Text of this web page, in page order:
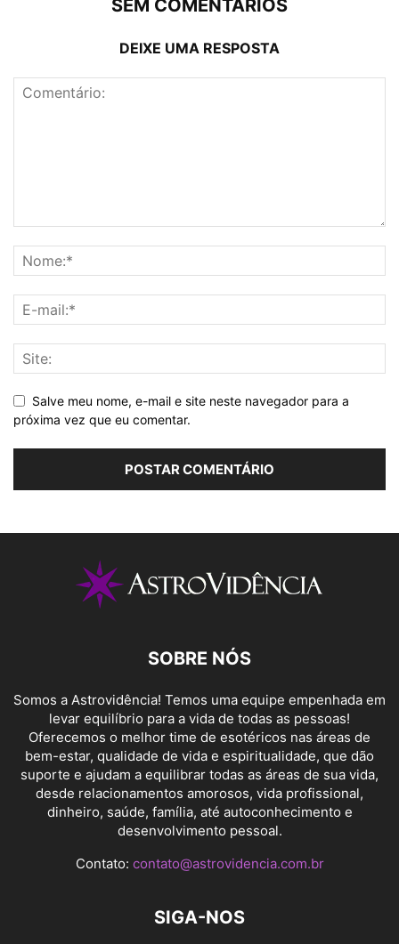
SEM COMENTÁRIOS
DEIXE UMA RESPOSTA
Salve meu nome, e-mail e site neste navegador para a
próxima vez que eu comentar.
SOBRE NÓS
Somos a Astrovidência! Temos uma equipe empenhada em
levar equilíbrio para a vida de todas as pessoas!
Oferecemos o melhor time de esotéricos nas áreas de
bem-estar, qualidade de vida e espiritualidade, que dão
suporte e ajudam a equilibrar todas as áreas de sua vida,
desde relacionamentos amorosos, vida profissional,
dinheiro, saúde, família, até autoconhecimento e
desenvolvimento pessoal.
Contato: contato@astrovidencia.com.br
SIGA-NOS